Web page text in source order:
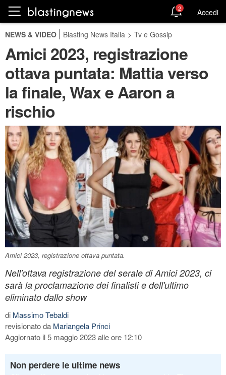
2 Accedi
NEWS & VIDEO Blasting News Italia > Tv e Gossip
Amici 2023, registrazione
ottava puntata: Mattia verso
la finale, Wax e Aaron a
rischio
Amici 2023, registrazione ottava puntata.
Nell'ottava registrazione del serale di Amici 2023, ci
sarà la proclamazione dei finalisti e dell'ultimo
eliminato dallo show
di Massimo Tebaldi
revisionato da Mariangela Princi
Aggiornato il 5 maggio 2023 alle ore 12:10
Non perdere le ultime news